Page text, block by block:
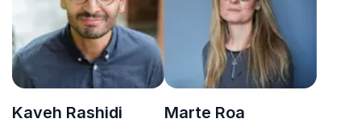
Kaveh Rashidi
Marte Roa